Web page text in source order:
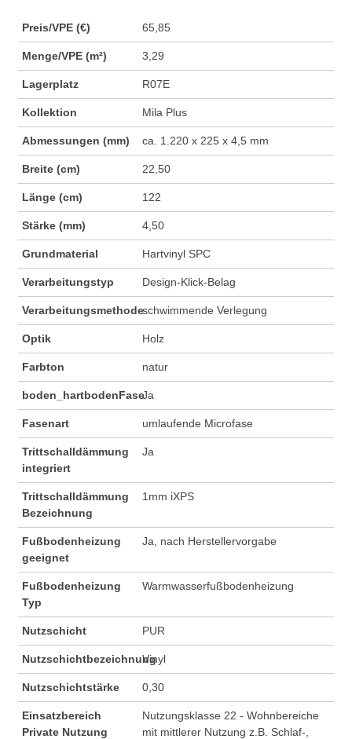
Preis/VPE (€) 65,85
Menge/VPE (m²) 3,29
Lagerplatz R07E
Kollektion Mila Plus
Abmessungen (mm) ca. 1.220 x 225 x 4,5 mm
Breite (cm) 22,50
Länge (cm) 122
Stärke (mm) 4,50
Grundmaterial Hartvinyl SPC
Verarbeitungstyp Design-Klick-Belag
Verarbeitungsmethodeschwimmende Verlegung
Optik Holz
Farbton natur
boden_hartbodenFaseJa
Fasenart umlaufende Microfase
Trittschalldämmung
integriert
Ja
Trittschalldämmung
Bezeichnung
1mm iXPS
Fußbodenheizung
geeignet
Ja, nach Herstellervorgabe
Fußbodenheizung
Typ
Warmwasserfußbodenheizung
Nutzschicht PUR
Nutzschichtbezeichnung
Vinyl
Nutzschichtstärke 0,30
Einsatzbereich
Private Nutzung
Nutzungsklasse 22 - Wohnbereiche
mit mittlerer Nutzung z.B. Schlaf-,